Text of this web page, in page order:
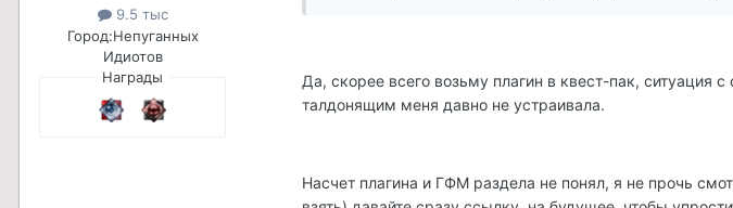
9.5 тыс
Город:Непуганных
Идиотов
Награды
Да, скорее всего возьму плагин в квест-пак,
талдонящим меня давно не устраивала.
Насчет плагина и ГФМ раздела не понял, я не прочь